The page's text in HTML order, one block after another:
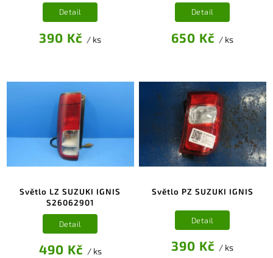
390 Kč / ks
Detail
650 Kč / ks
Detail
Světlo LZ SUZUKI IGNIS
S26062901
490 Kč / ks
Detail
Světlo PZ SUZUKI IGNIS
390 Kč / ks
Detail